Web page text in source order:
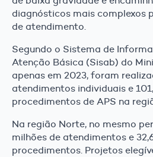
diagnósticos mais complexos
de atendimento.
Segundo o Sistema de
Atenção Básica (Sisab) do
apenas em 2023, foram
atendimentos individuais e
procedimentos de APS na
Na região Norte, no mesmo
milhões de atendimentos e
procedimentos. Projetos